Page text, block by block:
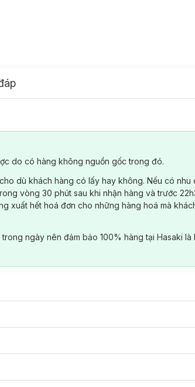
do có hàng không nguồn gốc trong đó.
cho dù khách hàng có lấy hay không. Nếu có nhu
vòng 30 phút sau khi nhận hàng và trước
xuất hết hoá đơn cho những hàng hoá mà
ngày nên đảm bảo 100% hàng tại Hasaki là